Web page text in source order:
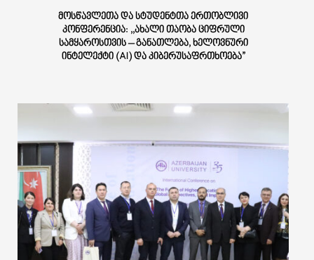
ᲛᲝᲡᲬᲐᲕᲚᲔᲗᲐ ᲓᲐ ᲡᲢᲣᲓᲔᲜᲢᲗᲐ ᲔᲠᲗᲝᲑᲚᲘᲕᲘ
ᲙᲝᲜᲤᲔᲠᲔᲜᲪᲘᲐ: ,,ᲐᲮᲐᲚᲘ ᲗᲐᲝᲑᲐ ᲪᲘᲤᲠᲣᲚᲘ
ᲡᲐᲛᲧᲐᲠᲝᲡᲗᲕᲘᲡ – ᲒᲐᲜᲐᲗᲚᲔᲑᲐ, ᲮᲔᲚᲝᲕᲜᲣᲠᲘ
ᲘᲜᲢᲔᲚᲔᲥᲢᲘ (AI) ᲓᲐ ᲙᲘᲑᲔᲠᲣᲡᲐᲤᲠᲗᲮᲝᲔᲑᲐ”